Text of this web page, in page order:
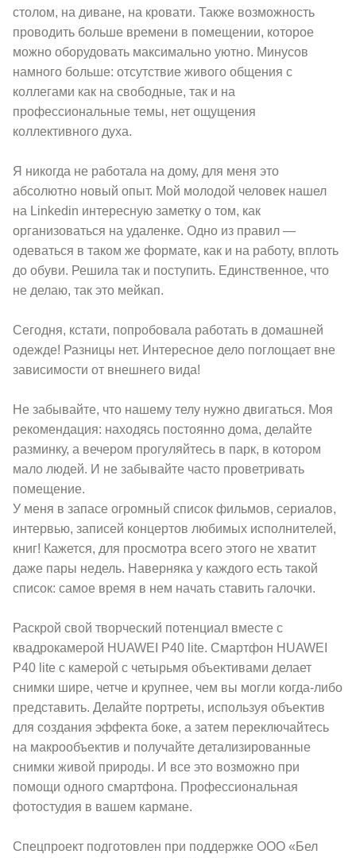
столом, на диване, на кровати. Также возможность
проводить больше времени в помещении, которое
можно оборудовать максимально уютно. Минусов
намного больше: отсутствие живого общения с
коллегами как на свободные, так и на
профессиональные темы, нет ощущения
коллективного духа.
Я никогда не работала на дому, для меня это
абсолютно новый опыт. Мой молодой человек нашел
на Linkedin интересную заметку о том, как
организоваться на удаленке. Одно из правил —
одеваться в таком же формате, как и на работу, вплоть
до обуви. Решила так и поступить. Единственное, что
не делаю, так это мейкап.
Сегодня, кстати, попробовала работать в домашней
одежде! Разницы нет. Интересное дело поглощает вне
зависимости от внешнего вида!
Не забывайте, что нашему телу нужно двигаться. Моя
рекомендация: находясь постоянно дома, делайте
разминку, а вечером прогуляйтесь в парк, в котором
мало людей. И не забывайте часто проветривать
помещение.
У меня в запасе огромный список фильмов, сериалов,
интервью, записей концертов любимых исполнителей,
книг! Кажется, для просмотра всего этого не хватит
даже пары недель. Наверняка у каждого есть такой
список: самое время в нем начать ставить галочки.
Раскрой свой творческий потенциал вместе с
квадрокамерой HUAWEI P40 lite. Смартфон HUAWEI
P40 lite с камерой с четырьмя объективами делает
снимки шире, четче и крупнее, чем вы могли когда-либо
представить. Делайте портреты, используя объектив
для создания эффекта боке, а затем переключайтесь
на макрообъектив и получайте детализированные
снимки живой природы. И все это возможно при
помощи одного смартфона. Профессиональная
фотостудия в вашем кармане.
Спецпроект подготовлен при поддержке ООО «Бел